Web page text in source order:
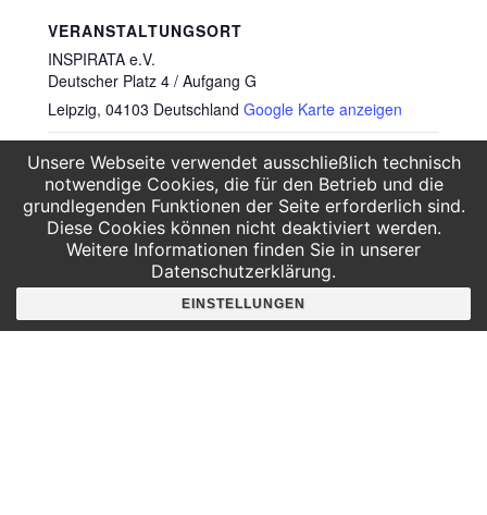
VERANSTALTUNGSORT
INSPIRATA e.V.
Deutscher Platz 4 / Aufgang G
Leipzig, 04103 Deutschland Google Karte anzeigen
AG Scratch – Spielerisch
coden lernen!
AG – 3D Design und 3D Druck
mit Blender
Hier findest du uns
Unsere Webseite verwendet ausschließlich technisch
notwendige Cookies, die für den Betrieb und die
grundlegenden Funktionen der Seite erforderlich sind.
Diese Cookies können nicht deaktiviert werden.
Weitere Informationen finden Sie in unserer
Datenschutzerklärung.
EINSTELLUNGEN